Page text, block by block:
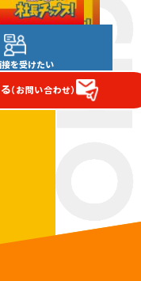
を受けたい
（お問い合わせ）